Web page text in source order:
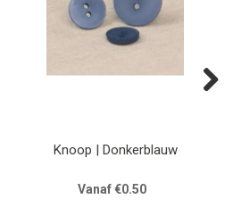
Knoop | Donkerblauw
Vanaf €0.50